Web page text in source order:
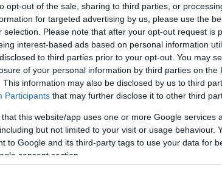
opt-out of the sale, sharing to third parties, or
for targeted advertising by us, please use the
selection. Please note that after your opt-out request is
interest-based ads based on personal information
to third parties prior to your opt-out. You may
of your personal information by third parties on the
This information may also be disclosed by us to third
Participants that may further disclose it to other third
that this website/app uses one or more Google services
but not limited to your visit or usage behaviour.
to Google and its third-party tags to use your data for
consent section.
ο κ.